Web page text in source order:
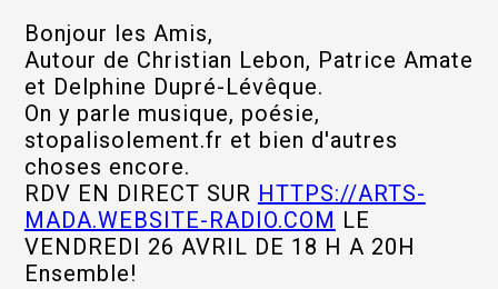
Bonjour les Amis,
Autour de Christian Lebon, Patrice Amate
et Delphine Dupré-Lévêque.
On y parle musique, poésie,
stopalisolement.fr et bien d'autres
choses encore.
RDV EN DIRECT SUR HTTPS://ARTS-
MADA.WEBSITE-RADIO.COM LE
VENDREDI 26 AVRIL DE 18 H A 20H
Ensemble!